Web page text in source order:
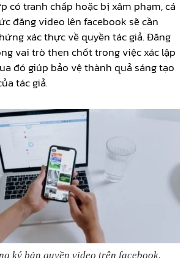
có tranh chấp hoặc bị xâm phạm, cá
đăng video lên facebook sẽ cần
xác thực về quyền tác giả. Đăng
vai trò then chốt trong việc xác lập
đó giúp bảo vệ thành quả sáng tạo
tác giả.
ký bản quyền video trên facebook.